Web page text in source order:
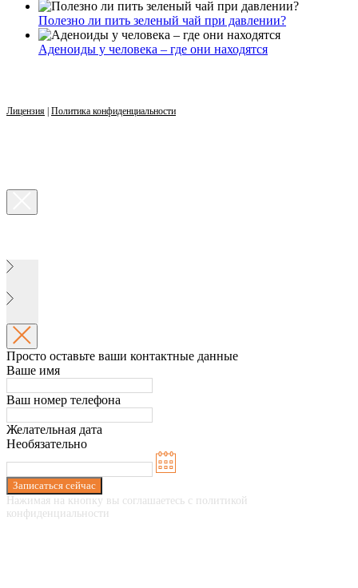
Полезно ли пить зеленый чай при давлении?
Аденоиды у человека – где они находятся
Лицензия Политика конфиденциальности
Просто оставьте ваши контактные данные
Ваше имя
Ваш номер телефона
Желательная дата
Необязательно
Записаться сейчас
Нажимая на кнопку вы соглашаетесь с политикой
конфиденциальности